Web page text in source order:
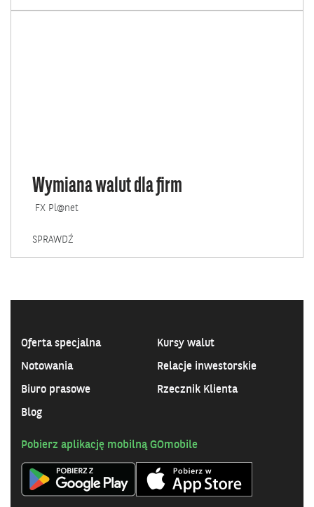
Wymiana walut dla firm
FX Pl@net
SPRAWDŹ
Oferta specjalna Kursy walut
Notowania Relacje inwestorskie
Biuro prasowe Rzecznik Klienta
Blog
Pobierz aplikację mobilną GOmobile